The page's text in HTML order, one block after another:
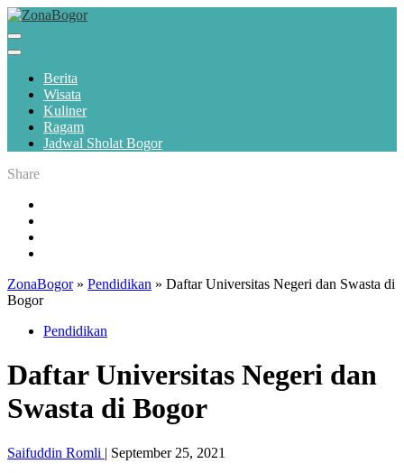
Berita
Wisata
Kuliner
Ragam
Jadwal Sholat Bogor
Share
ZonaBogor» Pendidikan » Daftar Universitas Negeri dan Swasta di
Bogor
Pendidikan
Daftar Universitas Negeri dan
Swasta di Bogor
Saifuddin Romli | September 25, 2021